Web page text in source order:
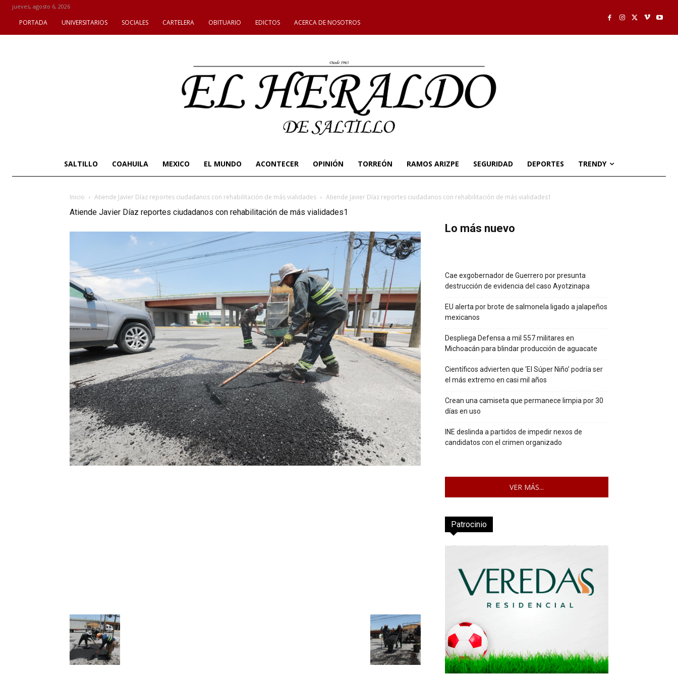
jueves, agosto 6, 2026
PORTADA UNIVERSITARIOS SOCIALES CARTELERA OBITUARIO EDICTOS ACERCA DE NOSOTROS
SALTILLO COAHUILA MEXICO EL MUNDO ACONTECER OPINIÓN TORREÓN RAMOS ARIZPE SEGURIDAD DEPORTES TRENDY
Inicio Atiende Javier Díaz reportes ciudadanos con rehabilitación de más vialidades Atiende Javier Díaz reportes ciudadanos con rehabilitación de más vialidades1
Atiende Javier Díaz reportes ciudadanos con rehabilitación de más vialidades1
Lo más nuevo
Cae exgobernador de Guerrero por presunta
destrucción de evidencia del caso Ayotzinapa
EU alerta por brote de salmonela ligado a jalapeños
mexicanos
Despliega Defensa a mil 557 militares en
Michoacán para blindar producción de aguacate
Científicos advierten que ‘El Súper Niño’ podría ser
el más extremo en casi mil años
Crean una camiseta que permanece limpia por 30
días en uso
INE deslinda a partidos de impedir nexos de
candidatos con el crimen organizado
VER MÁS...
Patrocinio